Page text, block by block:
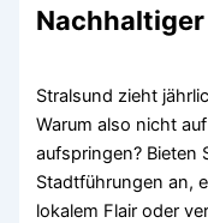
Stralsund zieht
Warum also nicht
aufspringen? Bieten
Stadtführungen an,
lokalem Flair oder